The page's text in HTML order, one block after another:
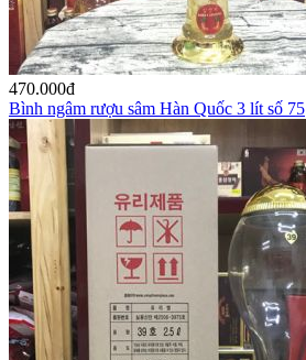
470.000đ
Bình ngâm rượu sâm Hàn Quốc 3 lít số 75